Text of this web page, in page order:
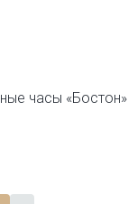
часы «Бостон»